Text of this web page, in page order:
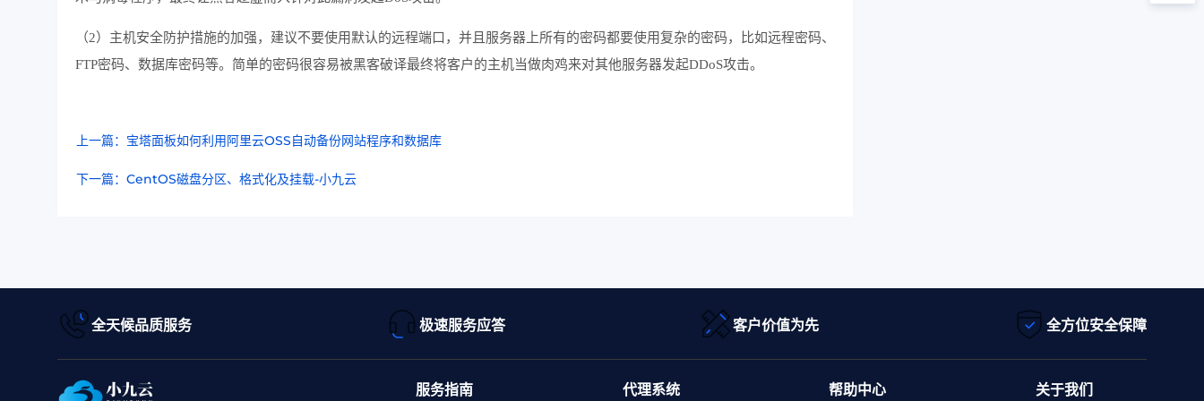
（2）主机安全防护措施的加强，建议不要使用默认的远程端口，并且服务器上所有的密码都要使用复杂的密码，比如远程密码、
FTP密码、数据库密码等。简单的密码很容易被黑客破译最终将客户的主机当做肉鸡来对其他服务器发起DDoS攻击。
上一篇：宝塔面板如何利用阿里云OSS自动备份网站程序和数据库
下一篇：CentOS磁盘分区、格式化及挂载-小九云
全天候品质服务 极速服务应答 客户价值为先 全方位安全保障
服务指南 代理系统 帮助中心 关于我们